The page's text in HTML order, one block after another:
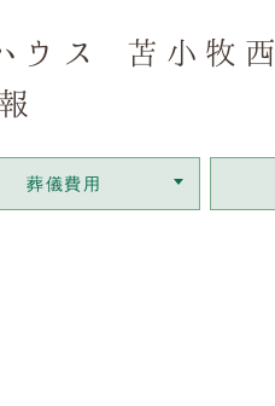
ウス 苫小牧西
葬儀費用